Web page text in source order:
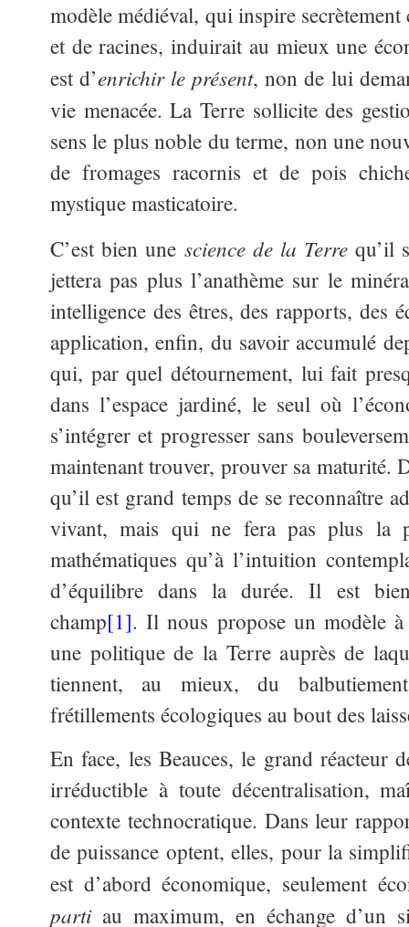
modèle médiéval, qui inspire
et de racines, induirait au mieux une
est d’enrichir le présent, non de lui
vie menacée. La Terre sollicite des
sens le plus noble du terme, non une
de fromages racornis et de pois
mystique masticatoire.
C’est bien une science de la Terre qu’il
jettera pas plus l’anathème sur le
intelligence des êtres, des rapports, des
application, enfin, du savoir accumulé
qui, par quel détournement, lui fait
dans l’espace jardiné, le seul où
s’intégrer et progresser sans
maintenant trouver, prouver sa maturité.
qu’il est grand temps de se reconnaître
vivant, mais qui ne fera pas plus la
mathématiques qu’à l’intuition
d’équilibre dans la durée. Il est
champ[1]. Il nous propose un modèle
une politique de la Terre auprès de
tiennent, au mieux, du
frétillements écologiques au bout des
En face, les Beauces, le grand réacteur
irréductible à toute décentralisation,
contexte technocratique. Dans leur
de puissance optent, elles, pour la
est d’abord économique, seulement
parti au maximum, en échange d’un